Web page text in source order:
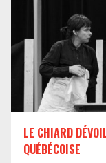
LE CHIARD
QUÉBÉCOISE